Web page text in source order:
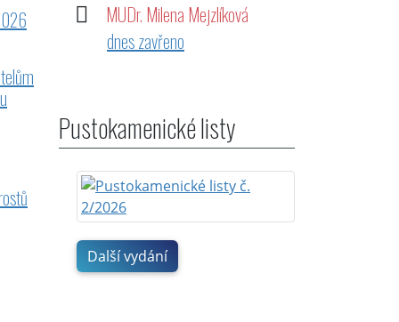
MUDr. Milena Mejzlíková
dnes zavřeno
Pustokamenické listy
Další vydání